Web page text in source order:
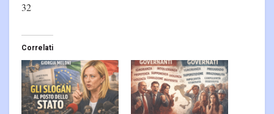
32
Correlati